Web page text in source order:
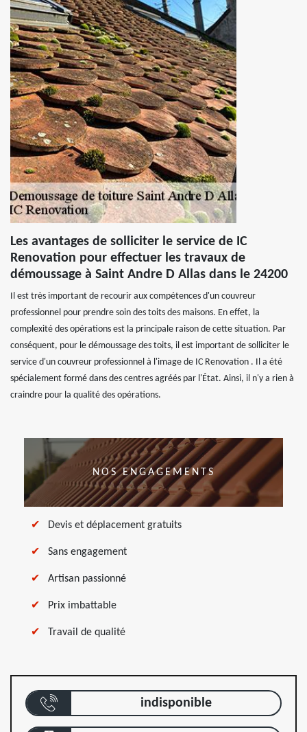
Les avantages de solliciter le service de IC
Renovation pour effectuer les travaux de
démoussage à Saint Andre D Allas dans le 24200
Il est très important de recourir aux compétences d'un couvreur
professionnel pour prendre soin des toits des maisons. En effet, la
complexité des opérations est la principale raison de cette situation. Par
conséquent, pour le démoussage des toits, il est important de solliciter le
service d'un couvreur professionnel à l'image de IC Renovation . Il a été
spécialement formé dans des centres agréés par l'État. Ainsi, il n'y a rien à
craindre pour la qualité des opérations.
NOS ENGAGEMENTS
Devis et déplacement gratuits
Sans engagement
Artisan passionné
Prix imbattable
Travail de qualité
indisponible